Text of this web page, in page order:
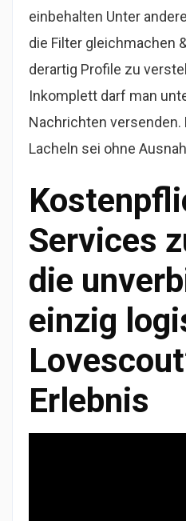
einbehalten Unter
die Filter gleichmachen
derartig Profile zu
Inkomplett darf man
Nachrichten versenden.
Lacheln sei ohne
Services
die
einzig
Erlebnis